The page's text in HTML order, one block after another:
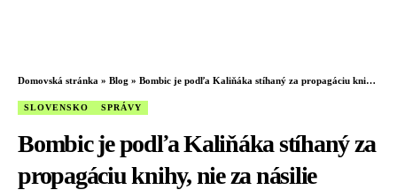
Domovská stránka » Blog » Bombic je podľa Kaliňáka stíhaný za propagáciu knihy, nie za násilie
SLOVENSKO SPRÁVY
Bombic je podľa Kaliňáka stíhaný za
propagáciu knihy, nie za násilie